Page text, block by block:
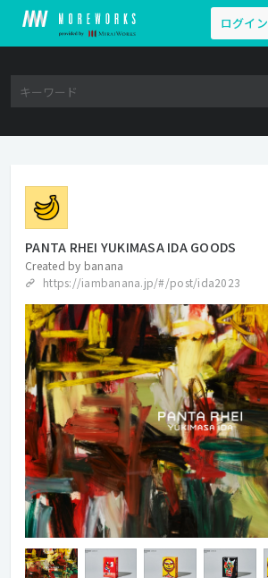
ログイン
PANTA RHEI YUKIMASA IDA GOODS
Created by banana
https://iambanana.jp/#/post/ida2023